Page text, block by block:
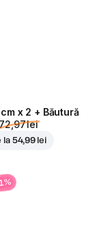
x 2 + Băutură
72,97 lei
la 54,99 lei